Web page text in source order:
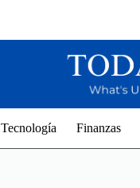
Tecnología Finanzas